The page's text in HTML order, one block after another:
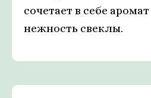
сочетает в себе
нежность свеклы.